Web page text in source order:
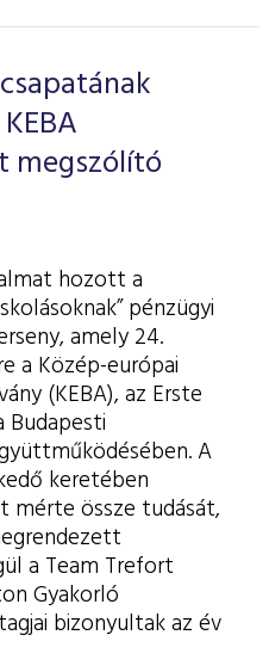
megszólító
hozott a
pénzügyi
amely 24.
a Közép-európai
(KEBA), az Erste
Budapesti
A
keretében
mérte össze tudását,
a Team Trefort
Gyakorló
bizonyultak az év